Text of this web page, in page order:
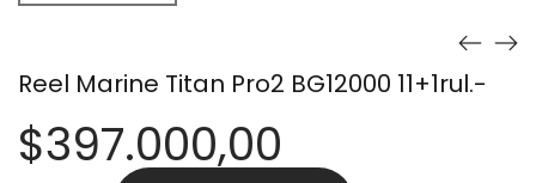
Reel Marine Titan Pro2 BG12000 11+1rul.-
$397.000,00